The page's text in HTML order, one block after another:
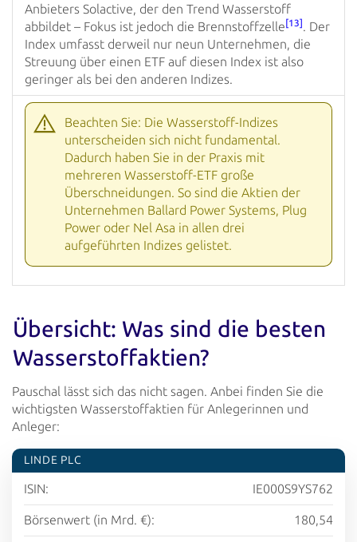
Anbieters Solactive, der den Trend Wasserstoff
abbildet – Fokus ist jedoch die Brennstoffzelle[13]. Der
Index umfasst derweil nur neun Unternehmen, die
Streuung über einen ETF auf diesen Index ist also
geringer als bei den anderen Indizes.
Beachten Sie: Die Wasserstoff-Indizes
unterscheiden sich nicht fundamental.
Dadurch haben Sie in der Praxis mit
mehreren Wasserstoff-ETF große
Überschneidungen. So sind die Aktien der
Unternehmen Ballard Power Systems, Plug
Power oder Nel Asa in allen drei
aufgeführten Indizes gelistet.
Übersicht: Was sind die besten
Wasserstoffaktien?
Pauschal lässt sich das nicht sagen. Anbei finden Sie die
wichtigsten Wasserstoffaktien für Anlegerinnen und
Anleger:
LINDE PLC
ISIN: IE000S9YS762
Börsenwert (in Mrd. €): 180,54